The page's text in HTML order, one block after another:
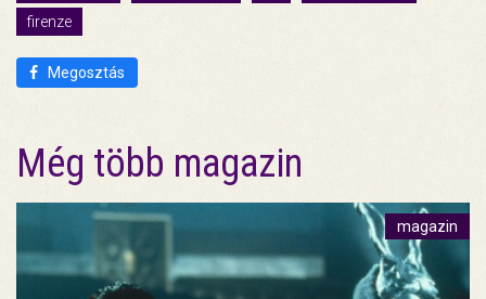
firenze
Megosztás
Még több magazin
magazin